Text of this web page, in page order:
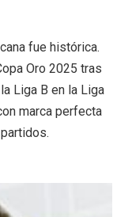
fue histórica.
Oro 2025 tras
Liga B en la Liga
marca perfecta